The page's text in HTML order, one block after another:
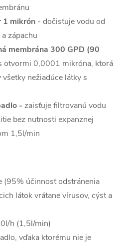
1 mikrón - dočisťuje vodu od
zápachu
membrána 300 GPD (90
otvormi 0,0001 mikróna, ktorá
nežiadúce látky s
- zaisťuje filtrovanú vodu
bez nutnosti expanznej
1,5l/min
(95% účinnosť odstránenia
látok vrátane vírusov, cýst a
h (1,5l/min)
vďaka ktorému nie je